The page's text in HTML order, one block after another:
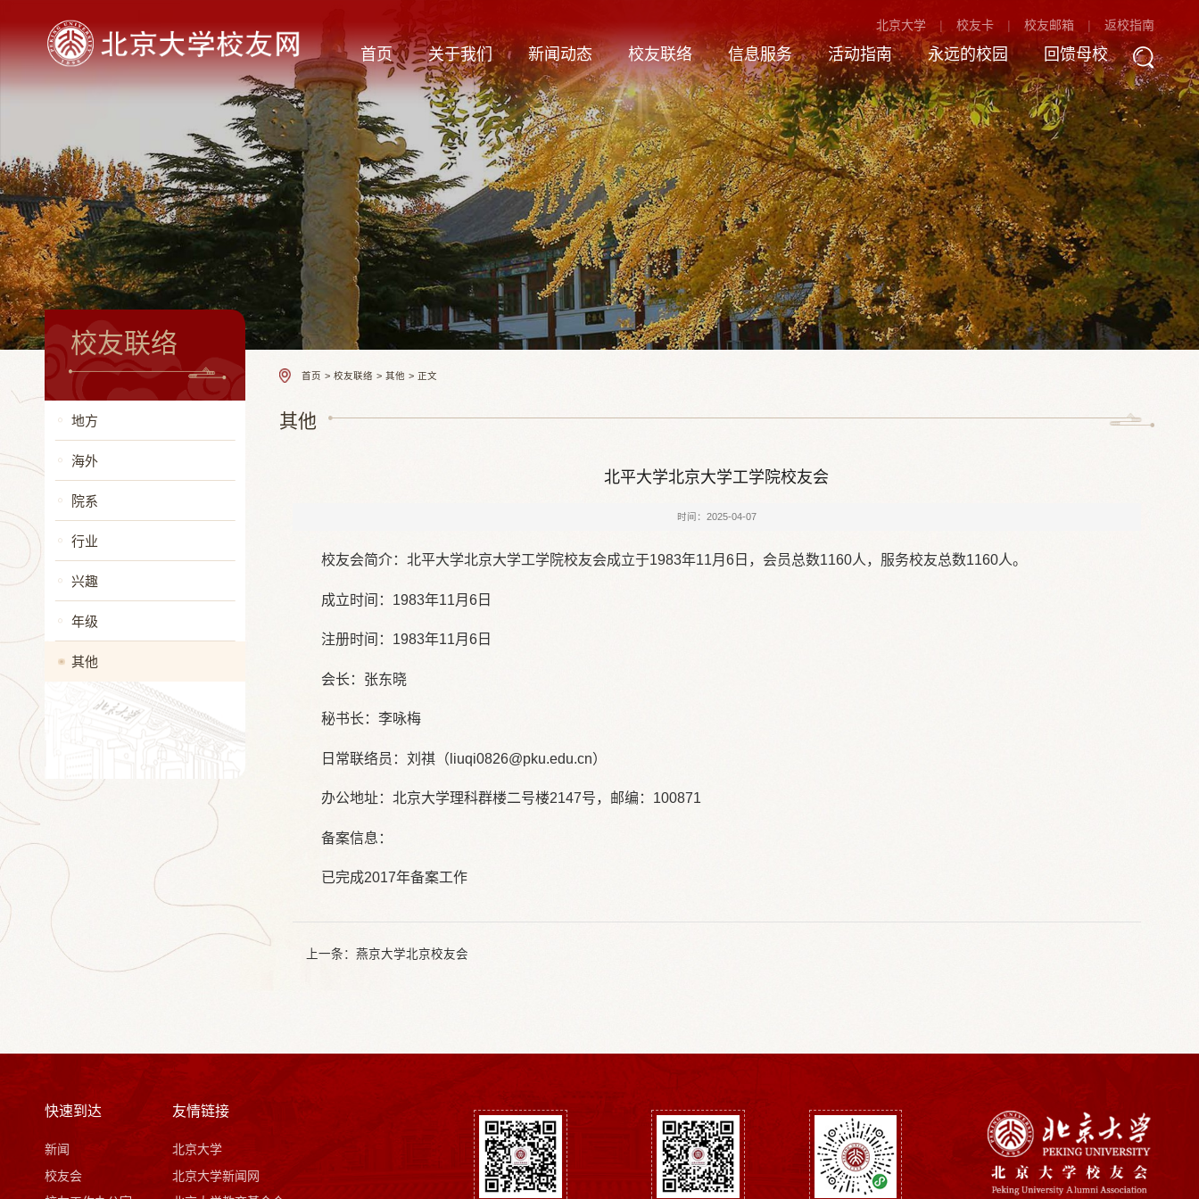
北京大学 校友卡 校友邮箱 返校指南
首页 关于我们 新闻动态 校友联络 信息服务 活动指南 永远的校园 回馈母校
校友联络
地方
海外
院系
行业
兴趣
年级
其他
首页 > 校友联络 > 其他 > 正文
其他
北平大学北京大学工学院校友会
时间：2025-04-07
校友会简介：北平大学北京大学工学院校友会成立于1983年11月6日，会员总数1160人，服务校友总数1160人。
成立时间：1983年11月6日
注册时间：1983年11月6日
会长：张东晓
秘书长：李咏梅
日常联络员：刘祺（liuqi0826@pku.edu.cn）
办公地址：北京大学理科群楼二号楼2147号，邮编：100871
备案信息：
已完成2017年备案工作
上一条： 燕京大学北京校友会
快速到达
新闻
校友会
友情链接
北京大学
北京大学新闻网